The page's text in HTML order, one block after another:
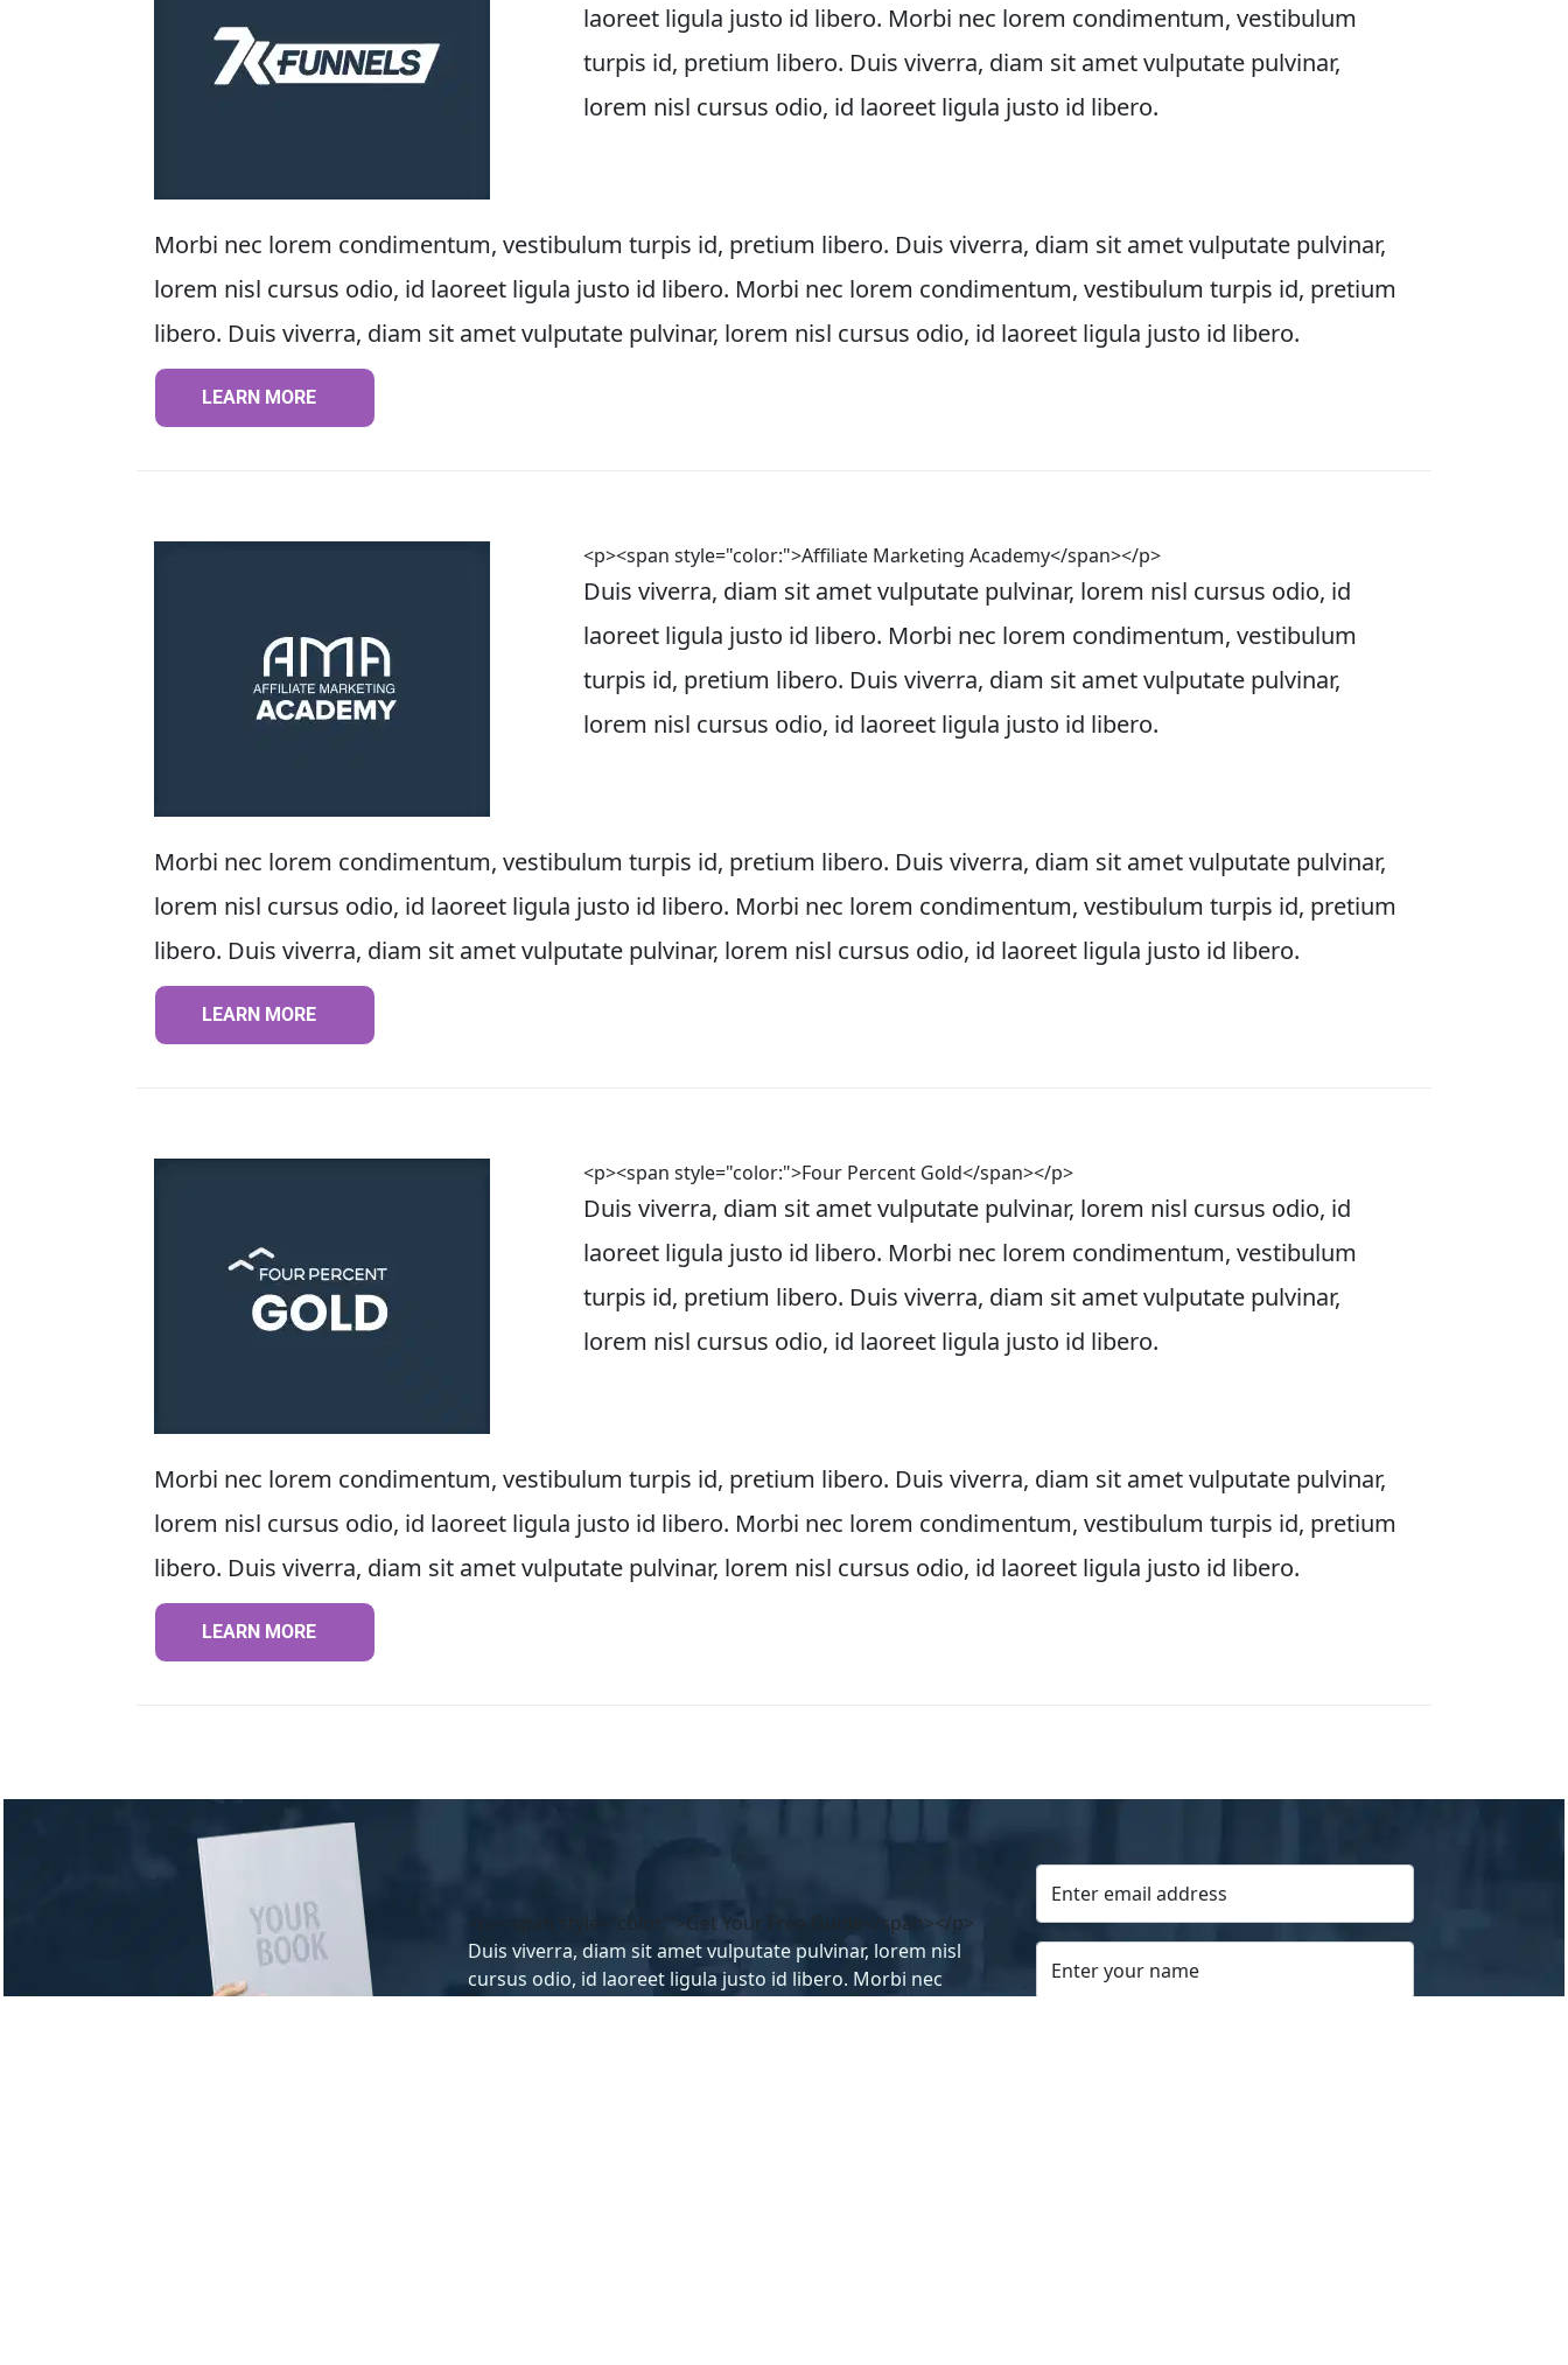
laoreet ligula justo id libero. Morbi nec lorem condimentum, vestibulum
turpis id, pretium libero. Duis viverra, diam sit amet vulputate pulvinar,
lorem nisl cursus odio, id laoreet ligula justo id libero.
Morbi nec lorem condimentum, vestibulum turpis id, pretium libero. Duis viverra, diam sit amet vulputate pulvinar,
lorem nisl cursus odio, id laoreet ligula justo id libero. Morbi nec lorem condimentum, vestibulum turpis id, pretium
libero. Duis viverra, diam sit amet vulputate pulvinar, lorem nisl cursus odio, id laoreet ligula justo id libero.
LEARN MORE
<p><span style="color:">Affiliate Marketing Academy</span></p>
Duis viverra, diam sit amet vulputate pulvinar, lorem nisl cursus odio, id
laoreet ligula justo id libero. Morbi nec lorem condimentum, vestibulum
turpis id, pretium libero. Duis viverra, diam sit amet vulputate pulvinar,
lorem nisl cursus odio, id laoreet ligula justo id libero.
Morbi nec lorem condimentum, vestibulum turpis id, pretium libero. Duis viverra, diam sit amet vulputate pulvinar,
lorem nisl cursus odio, id laoreet ligula justo id libero. Morbi nec lorem condimentum, vestibulum turpis id, pretium
libero. Duis viverra, diam sit amet vulputate pulvinar, lorem nisl cursus odio, id laoreet ligula justo id libero.
LEARN MORE
<p><span style="color:">Four Percent Gold</span></p>
Duis viverra, diam sit amet vulputate pulvinar, lorem nisl cursus odio, id
laoreet ligula justo id libero. Morbi nec lorem condimentum, vestibulum
turpis id, pretium libero. Duis viverra, diam sit amet vulputate pulvinar,
lorem nisl cursus odio, id laoreet ligula justo id libero.
Morbi nec lorem condimentum, vestibulum turpis id, pretium libero. Duis viverra, diam sit amet vulputate pulvinar,
lorem nisl cursus odio, id laoreet ligula justo id libero. Morbi nec lorem condimentum, vestibulum turpis id, pretium
libero. Duis viverra, diam sit amet vulputate pulvinar, lorem nisl cursus odio, id laoreet ligula justo id libero.
LEARN MORE
<p><span style="color:">Get Your Free Guide</span></p>
Duis viverra, diam sit amet vulputate pulvinar, lorem nisl
cursus odio, id laoreet ligula justo id libero. Morbi nec